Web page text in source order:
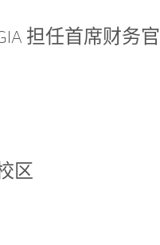
担任首席财务官
区